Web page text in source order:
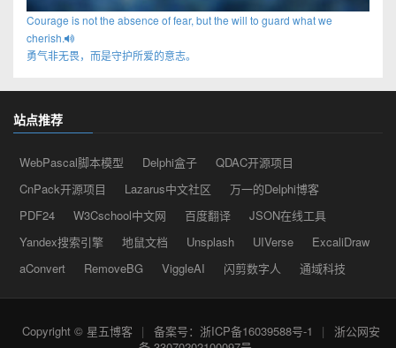
Courage is not the absence of fear, but the will to guard what we
cherish.
勇气非无畏，而是守护所爱的意志。
站点推荐
WebPascal脚本模型 Delphi盒子
QDAC开源项目
CnPack开源项目
Lazarus中文社区
万一的Delphi博客
PDF24
W3Cschool中文网 百度翻译
JSON在线工具
Yandex搜索引擎
地鼠文档 Unsplash UIVerse
ExcaliDraw
aConvert
RemoveBG ViggleAI 闪剪数字人 通域科技
Copyright © 星五博客 | 备案号：浙ICP备16039588号-1 |
浙公网安